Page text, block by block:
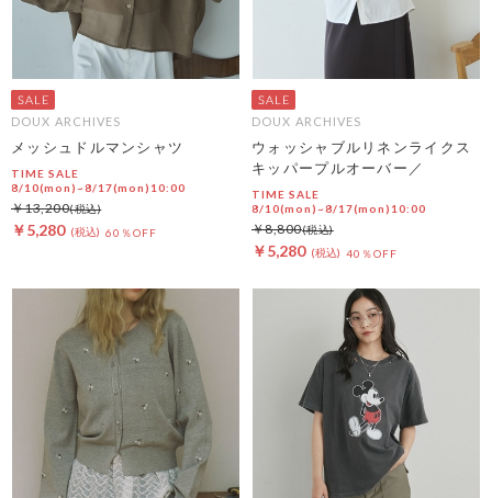
DOUX ARCHIVES
メッシュドルマンシャツ
TIME SALE
8/10(mon)~8/17(mon)10:00
￥5,280 60％OFF
￥13,200
DOUX ARCHIVES
ウォッシャブルリネンライクス
キッパープルオーバー／
TIME SALE
8/10(mon)~8/17(mon)10:00
￥5,280 40％OFF
￥8,800